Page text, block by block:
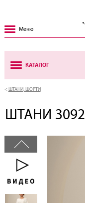
Меню
КАТАЛОГ
ШТАНИ, ШОРТИ
ШТАНИ 3092